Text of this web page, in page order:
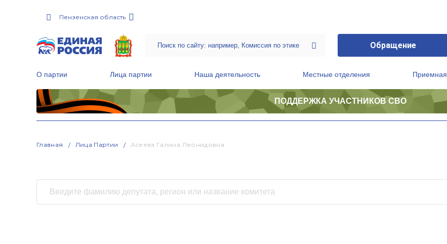
Пензенская область
Обращение
О партии Лица партии Наша деятельность Местные отделения Приемная
ПОДДЕРЖКА УЧАСТНИКОВ СВО
Главная Лица Партии Асеева Галина Леонидовна